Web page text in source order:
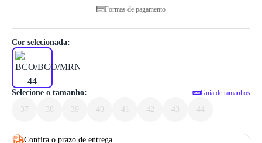
1/ 5
Formas de pagamento
Cor selecionada:
Selecione o tamanho: Guia de tamanhos
37 38 39 40 41 42 43 44
Confira o prazo de entrega